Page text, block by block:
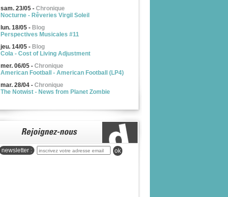
sam. 23/05 - Chronique
Nocturne - Rêveries Virgil Soleil
lun. 18/05 - Blog
Perspectives Musicales #11
jeu. 14/05 - Blog
Cola - Cost of Living Adjustment
mer. 06/05 - Chronique
American Football - American Football (LP4)
mar. 28/04 - Chronique
The Notwist - News from Planet Zombie
newsletter : ok